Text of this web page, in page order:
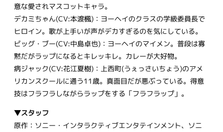
意な愛されマスコットキャラ。
デカミちゃん(CV:本渡楓)：ヨーヘイのクラスの学級委員長で
ヒロイン。歌が上手いが声がデカすぎるのを気にしている。
ビッグ・ブー(CV:中島卓也) ： ヨーヘイのマイメン。普段は寡
黙だがラップになるとキレッキレ。カレーが大好物。
病ジャック(CV:花江夏樹)：上西町(うぇっさいちょう)のアメ
リカンスクールに通う11歳。真面目だが悪ぶっている。得意
技はフラフラしながらラップをする「フラフラップ」。
▼スタッフ
原作：ソニー・インタラクティブエンタテインメント、ソニ